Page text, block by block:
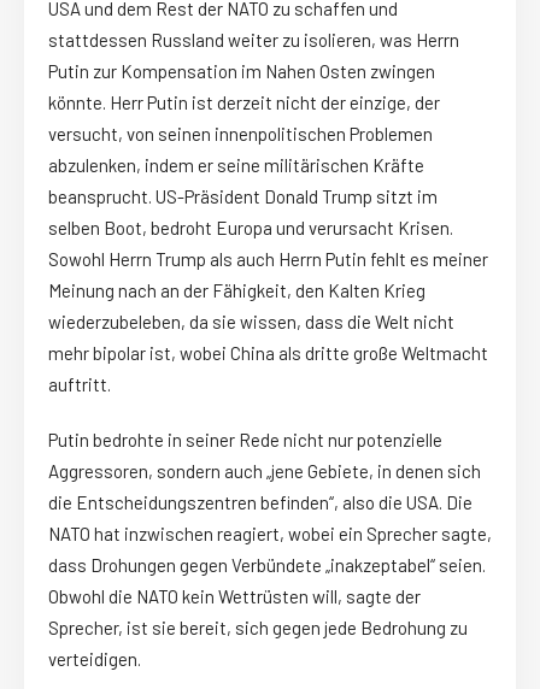
USA und dem Rest der NATO zu schaffen und
stattdessen Russland weiter zu isolieren, was Herrn
Putin zur Kompensation im Nahen Osten zwingen
könnte. Herr Putin ist derzeit nicht der einzige, der
versucht, von seinen innenpolitischen Problemen
abzulenken, indem er seine militärischen Kräfte
beansprucht. US-Präsident Donald Trump sitzt im
selben Boot, bedroht Europa und verursacht Krisen.
Sowohl Herrn Trump als auch Herrn Putin fehlt es meiner
Meinung nach an der Fähigkeit, den Kalten Krieg
wiederzubeleben, da sie wissen, dass die Welt nicht
mehr bipolar ist, wobei China als dritte große Weltmacht
auftritt.
Putin bedrohte in seiner Rede nicht nur potenzielle
Aggressoren, sondern auch „jene Gebiete, in denen sich
die Entscheidungszentren befinden“, also die USA. Die
NATO hat inzwischen reagiert, wobei ein Sprecher sagte,
dass Drohungen gegen Verbündete „inakzeptabel“ seien.
Obwohl die NATO kein Wettrüsten will, sagte der
Sprecher, ist sie bereit, sich gegen jede Bedrohung zu
verteidigen.